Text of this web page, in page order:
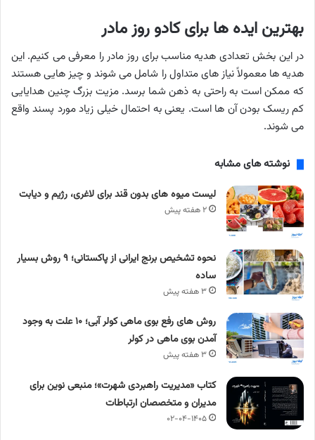
بهترین ایده ها برای کادو روز مادر
در این بخش تعدادی هدیه مناسب برای روز مادر را معرفی می کنیم. این
هدیه ها معمولاً نیاز های متداول را شامل می شوند و چیز هایی هستند
که ممکن است به راحتی به ذهن شما برسد. مزیت بزرگ چنین هدایایی
کم ریسک بودن آن ها است. یعنی به احتمال خیلی زیاد مورد پسند واقع
می شوند.
نوشته های مشابه
لیست میوه های بدون قند برای لاغری، رژیم و دیابت
۲ هفته پیش
نحوه تشخیص برنج ایرانی از پاکستانی؛ ۹ روش بسیار
ساده
۳ هفته پیش
روش های رفع بوی ماهی کولر آبی؛ ۱۰ علت به وجود
آمدن بوی ماهی در کولر
۳ هفته پیش
کتاب «مدیریت راهبردی شهرت»؛ منبعی نوین برای
مدیران و متخصصان ارتباطات
۰۲-۰۴-۱۴۰۵